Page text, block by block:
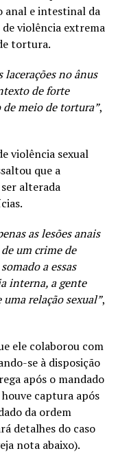
anal e intestinal da
violência extrema
tortura.
lacerações no ânus
de forte
meio de tortura”,
violência sexual
que a
alterada
as lesões anais
um crime de
a essas
interna, a gente
relação sexual”,
ele colaborou com
se à disposição
após o mandado
captura após
da ordem
detalhes do caso
nota abaixo).